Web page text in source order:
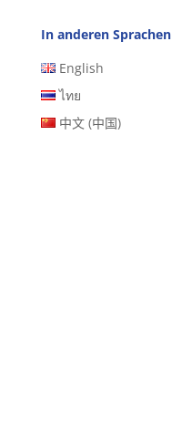
In anderen Sprachen
English
ไทย
中文 (中国)